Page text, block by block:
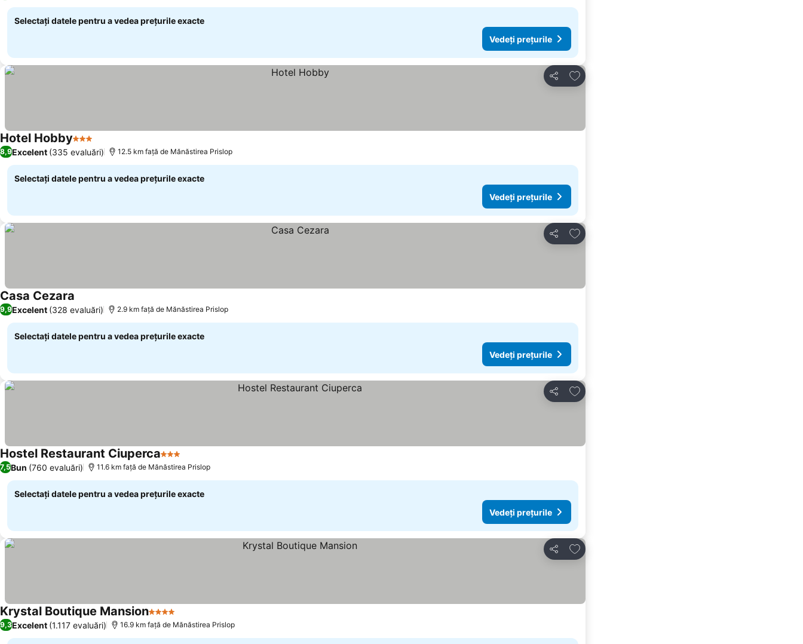
Selectați datele pentru a vedea prețurile exacte
Vedeți prețurile
Distribuiți
Adăugaţi la favorite
Hotel Hobby3 Stele Vedeți prețurile
8,9Excelent (335 evaluări) 12.5 km faţă de Mănăstirea Prislop
Selectați datele pentru a vedea prețurile exacte
Vedeți prețurile
Distribuiți
Adăugaţi la favorite
Casa Cezara Vedeți prețurile
9,9Excelent (328 evaluări) 2.9 km faţă de Mănăstirea Prislop
Selectați datele pentru a vedea prețurile exacte
Vedeți prețurile
Distribuiți
Adăugaţi la favorite
Hostel Restaurant Ciuperca3 Stele
7,5Bun (760 evaluări) 11.6 km faţă de Mănăstirea Prislop
Selectați datele pentru a vedea prețurile exacte
Vedeți prețurile
Distribuiți
Adăugaţi la favorite
Krystal Boutique Mansion4 Stele
9,3Excelent (1.117 evaluări) 16.9 km faţă de Mănăstirea Prislop